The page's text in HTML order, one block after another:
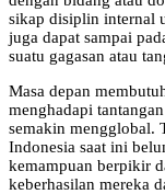
sikap disiplin internal
juga dapat sampai
suatu gagasan atau
Masa depan
menghadapi
semakin mengglobal.
Indonesia saat ini
kemampuan berpikir
keberhasilan mereka